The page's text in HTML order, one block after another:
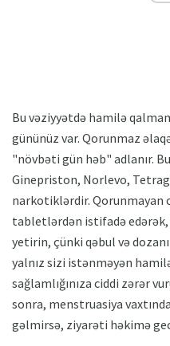
Bu vəziyyətdə hamilə
gününüz var. Qorunmaz
"növbəti gün həb" adlanır.
Ginepriston, Norlevo,
narkotiklərdir. Qorunmayan
tabletlərdən istifadə
yetirin, çünki qəbul və
yalnız sizi istənməyən
sağlamlığınıza ciddi zərər
sonra, menstruasiya
gəlmirsə, ziyarəti həkimə